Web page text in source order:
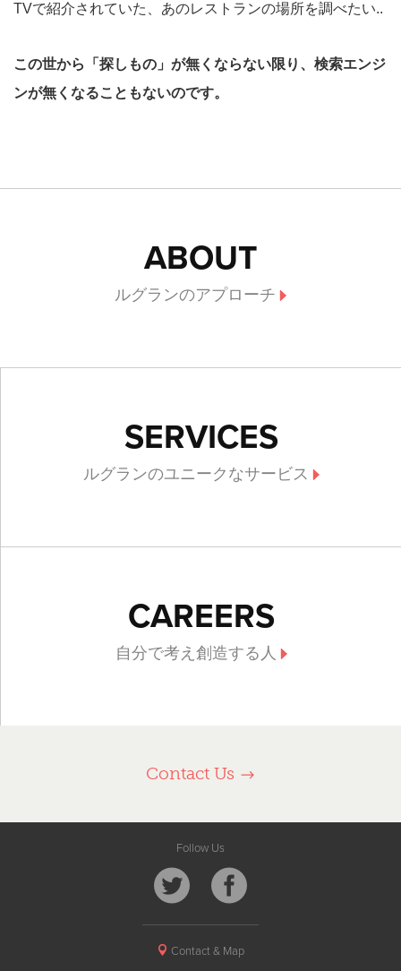
TVで紹介されていた、あのレストランの場所を調べたい..
この世から「探しもの」が無くならない限り、検索エンジ
ンが無くなることもないのです。
ABOUT
ルグランのアプローチ
SERVICES
ルグランのユニークなサービス
CAREERS
自分で考え創造する人
Contact Us
Follow Us
Contact & Map